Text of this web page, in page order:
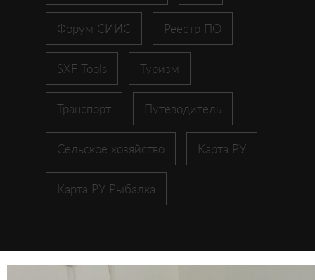
Форум СИИС Реестр ПО
SXF Tools Туризм
Транспорт Путеводитель
Сельское хозяйство Карта РУ
Карта РУ Рыбалка